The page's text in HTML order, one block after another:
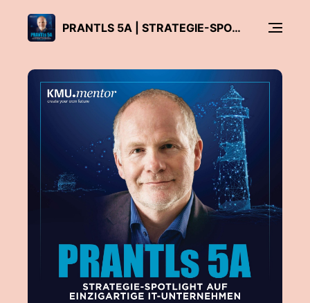
PRANTLS 5A | STRATEGIE-SPOTLIGHT AUF EINZIGARTIGE IT-UNTERNEHMEN